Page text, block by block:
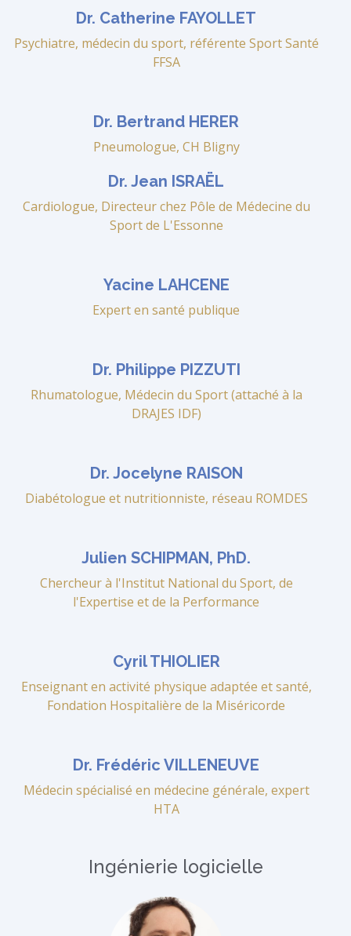
Dr. Catherine FAYOLLET
Psychiatre, médecin du sport, référente Sport Santé
FFSA
Dr. Bertrand HERER
Pneumologue, CH Bligny
Dr. Jean ISRAËL
Cardiologue, Directeur chez Pôle de Médecine du
Sport de L'Essonne
Yacine LAHCENE
Expert en santé publique
Dr. Philippe PIZZUTI
Rhumatologue, Médecin du Sport (attaché à la
DRAJES IDF)
Dr. Jocelyne RAISON
Diabétologue et nutritionniste, réseau ROMDES
Julien SCHIPMAN, PhD.
Chercheur à l'Institut National du Sport, de
l'Expertise et de la Performance
Cyril THIOLIER
Enseignant en activité physique adaptée et santé,
Fondation Hospitalière de la Miséricorde
Dr. Frédéric VILLENEUVE
Médecin spécialisé en médecine générale, expert
HTA
Ingénierie logicielle